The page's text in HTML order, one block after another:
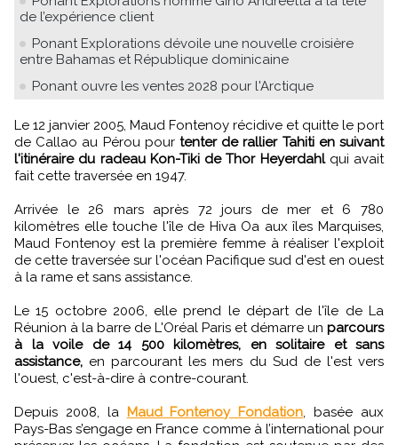
de l’expérience client
Ponant Explorations dévoile une nouvelle croisière
entre Bahamas et République dominicaine
Ponant ouvre les ventes 2028 pour l'Arctique
Le 12 janvier 2005, Maud Fontenoy récidive et quitte le port
de Callao au Pérou pour tenter de rallier Tahiti en suivant
l'itinéraire du radeau Kon-Tiki de Thor Heyerdahl qui avait
fait cette traversée en 1947.
Arrivée le 26 mars après 72 jours de mer et 6 780
kilomètres elle touche l'île de Hiva Oa aux îles Marquises,
Maud Fontenoy est la première femme à réaliser l'exploit
de cette traversée sur l'océan Pacifique sud d'est en ouest
à la rame et sans assistance.
Le 15 octobre 2006, elle prend le départ de l'île de La
Réunion à la barre de L'Oréal Paris et démarre un parcours
à la voile de 14 500 kilomètres, en solitaire et sans
assistance, en parcourant les mers du Sud de l'est vers
l'ouest, c'est-à-dire à contre-courant.
Depuis 2008, la Maud Fontenoy Fondation , basée aux
Pays-Bas s’engage en France comme à l’international pour